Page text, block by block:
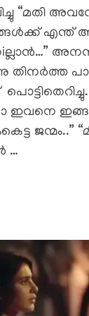
“മതി
തിനർത്ത
ഇവനെ
ജന്മം..”
…